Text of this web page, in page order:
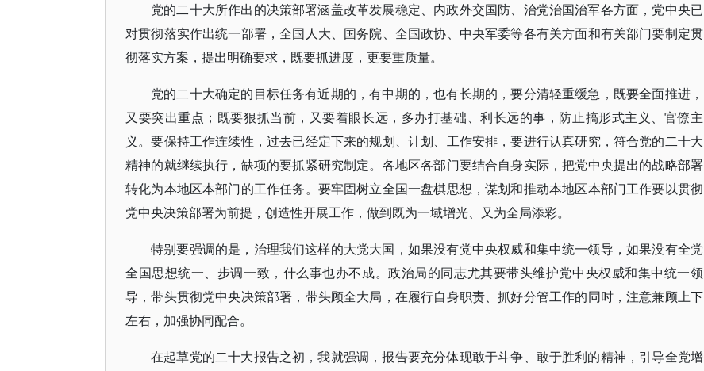
党的二十大所作出的决策部署涵盖改革发展稳定、内政外交国防、治党治国治军各方面，党中央已
对贯彻落实作出统一部署，全国人大、国务院、全国政协、中央军委等各有关方面和有关部门要制定贯
彻落实方案，提出明确要求，既要抓进度，更要重质量。
党的二十大确定的目标任务有近期的，有中期的，也有长期的，要分清轻重缓急，既要全面推进，
又要突出重点；既要狠抓当前，又要着眼长远，多办打基础、利长远的事，防止搞形式主义、官僚主
义。要保持工作连续性，过去已经定下来的规划、计划、工作安排，要进行认真研究，符合党的二十大
精神的就继续执行，缺项的要抓紧研究制定。各地区各部门要结合自身实际，把党中央提出的战略部署
转化为本地区本部门的工作任务。要牢固树立全国一盘棋思想，谋划和推动本地区本部门工作要以贯彻
党中央决策部署为前提，创造性开展工作，做到既为一域增光、又为全局添彩。
特别要强调的是，治理我们这样的大党大国，如果没有党中央权威和集中统一领导，如果没有全党
全国思想统一、步调一致，什么事也办不成。政治局的同志尤其要带头维护党中央权威和集中统一领
导，带头贯彻党中央决策部署，带头顾全大局，在履行自身职责、抓好分管工作的同时，注意兼顾上下
左右，加强协同配合。
在起草党的二十大报告之初，我就强调，报告要充分体现敢于斗争、敢于胜利的精神，引导全党增